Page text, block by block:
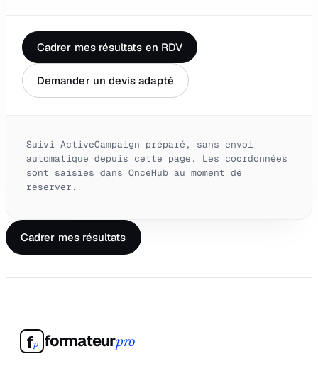
Cadrer mes résultats en RDV
Demander un devis adapté
Suivi ActiveCampaign préparé, sans envoi
automatique depuis cette page. Les coordonnées
sont saisies dans OnceHub au moment de
réserver.
Cadrer mes résultats
fp formateurpro